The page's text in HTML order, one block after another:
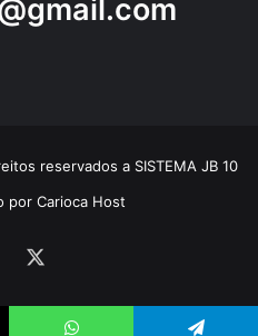
reservados a SISTEMA JB 10
por Carioca Host
Facebook